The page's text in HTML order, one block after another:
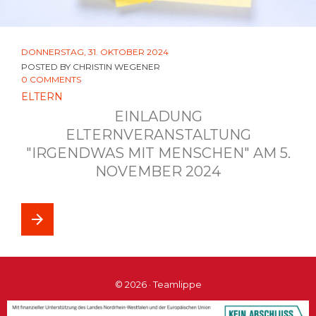
DONNERSTAG, 31. OKTOBER 2024
POSTED BY CHRISTIN WEGENER
0 COMMENTS
ELTERN
EINLADUNG
ELTERNVERANSTALTUNG
"IRGENDWAS MIT MENSCHEN" AM 5.
NOVEMBER 2024
arrow_forward
© 2026 · Teamlippe